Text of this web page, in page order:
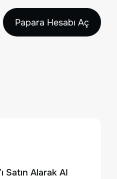
Papara Hesabı Aç
Satın Alarak AI